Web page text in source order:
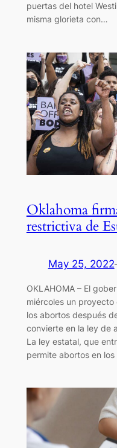
puertas del hotel
misma glorieta con…
Oklahoma
restrictiva de
May 25, 2022
OKLAHOMA – El
miércoles un
los abortos después
convierte en la ley de
La ley estatal, que
permite abortos en